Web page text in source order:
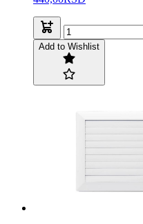
Add to Wishlist